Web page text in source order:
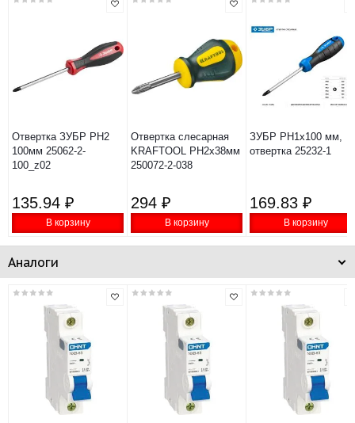
Отвертка ЗУБР PН2
100мм 25062-2-
100_z02
135.94 ₽
В корзину
Отвертка слесарная
KRAFTOOL PH2х38мм
250072-2-038
294 ₽
В корзину
ЗУБР PH1х100 мм,
отвертка 25232-1
169.83 ₽
В корзину
Аналоги